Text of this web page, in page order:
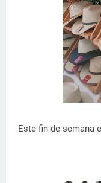
Este fin de semana